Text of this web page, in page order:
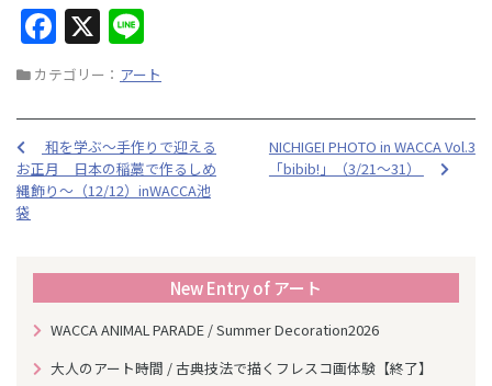
F
a
c
e
b
o
k
X
n
e
カテゴリー： アート
和を学ぶ～手作りで迎える
お正月 日本の稲藁で作るしめ
縄飾り～（12/12）inWACCA池
袋
NICHIGEI PHOTO in WACCA Vol.3
「bibib!」（3/21～31）
New Entry of アート
WACCA ANIMAL PARADE / Summer Decoration2026
大人のアート時間 / 古典技法で描くフレスコ画体験【終了】